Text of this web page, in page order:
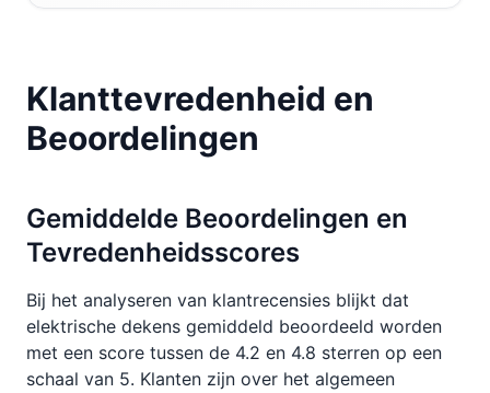
Klanttevredenheid en
Beoordelingen
Gemiddelde Beoordelingen en
Tevredenheidsscores
Bij het analyseren van klantrecensies blijkt dat
elektrische dekens gemiddeld beoordeeld worden
met een score tussen de 4.2 en 4.8 sterren op een
schaal van 5. Klanten zijn over het algemeen